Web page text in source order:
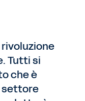
rivoluzione
Tutti si
che è
settore